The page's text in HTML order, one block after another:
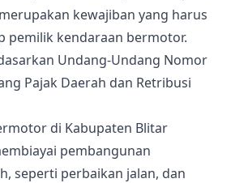
kewajiban yang harus
pemilik kendaraan bermotor.
Undang-Undang Nomor
Pajak Daerah dan Retribusi
di Kabupaten Blitar
pembangunan
seperti perbaikan jalan, dan